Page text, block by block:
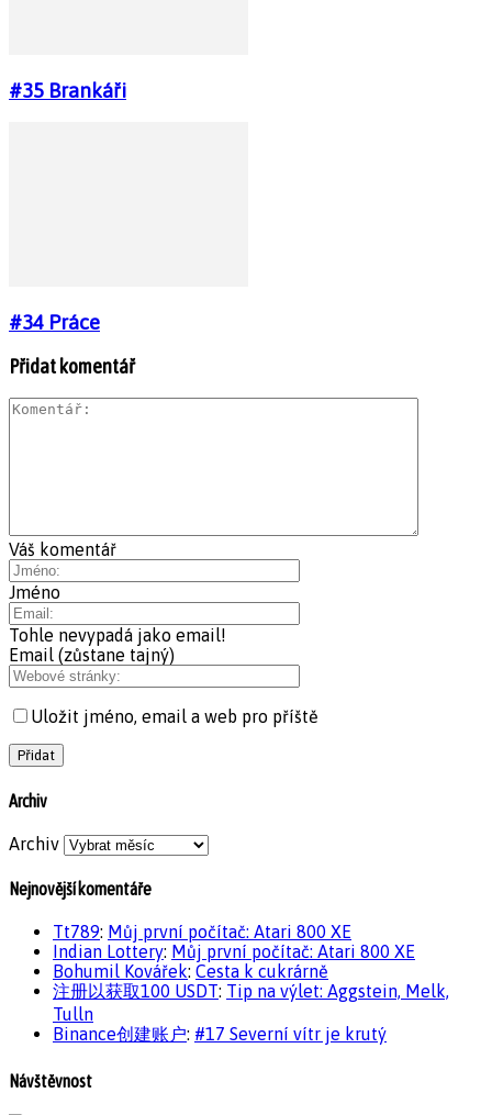
#35 Brankáři
#34 Práce
Přidat komentář
Váš komentář
Jméno
Tohle nevypadá jako email!
Email (zůstane tajný)
Uložit jméno, email a web pro příště
Archiv
Archiv
Nejnovější komentáře
Tt789: Můj první počítač: Atari 800 XE
Indian Lottery: Můj první počítač: Atari 800 XE
Bohumil Kovářek: Cesta k cukrárně
注册以获取100 USDT: Tip na výlet: Aggstein, Melk,
Tulln
Binance创建账户: #17 Severní vítr je krutý
Návštěvnost